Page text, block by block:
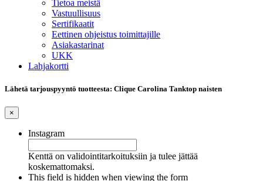
Tietoa meistä
Vastuullisuus
Sertifikaatit
Eettinen ohjeistus toimittajille
Asiakastarinat
UKK
Lahjakortti
Lähetä tarjouspyyntö tuotteesta: Clique Carolina Tanktop naisten
×
Instagram
Kenttä on validointitarkoituksiin ja tulee jättää
koskemattomaksi.
This field is hidden when viewing the form